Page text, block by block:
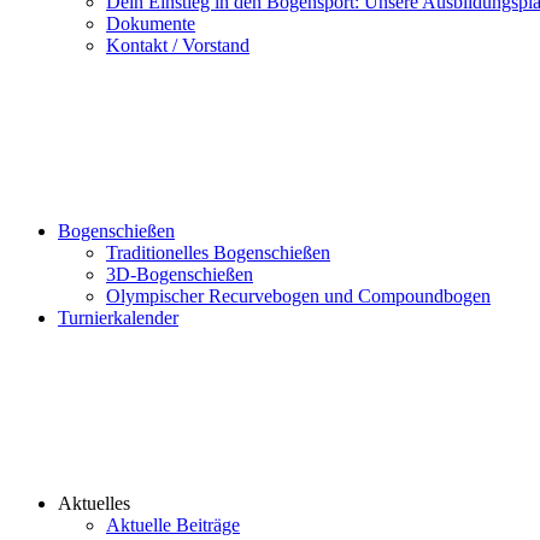
Dokumente
Kontakt / Vorstand
Bogenschießen
Traditionelles Bogenschießen
3D-Bogenschießen
Olympischer Recurvebogen und Compoundbogen
Turnierkalender
Aktuelles
Aktuelle Beiträge